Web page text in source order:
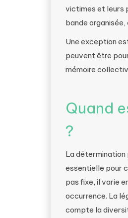
victimes et leurs
bande
Une exception
peuvent être
mémoire
Quand
?
La détermination
essentielle pour
pas fixe, il varie
occurrence. La
compte la